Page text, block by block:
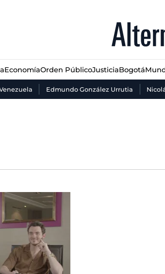
EconomíaOrden PúblicoJusticiaBogotá
Edmundo González Urrutia
JusticiaBogotá